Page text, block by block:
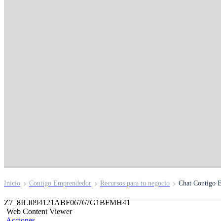
Inicio Contigo Emprendedor Recursos para tu negocio Chat Contigo
Z7_8ILI094121ABF06767G1BFMH41
Web Content Viewer